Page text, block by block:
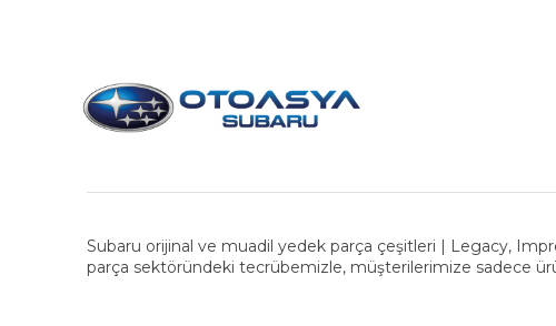
Subaru orijinal ve muadil yedek parça çeşitleri | Legacy,
parça sektöründeki tecrübemizle, müşterilerimize sadece